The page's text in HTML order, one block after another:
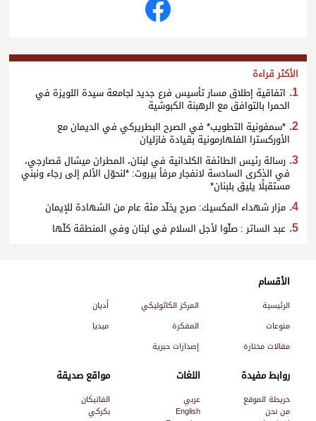
الأكثر قراءة
اتفاقية إطلاق مسار تأسيس فرع جديد لجامعة سيدة اللويزة في
الحمرا بالتوافق مع الرهبنة الكبوشية
*سمفونية التطويب* في الصرح البطريركي في الديمان مع
الأوركسترا الفلهارمونية بقيادة فازليان
رسالة رئيس الطائفة الكلدانية في لبنان، المطران ميشال قصارجي،
في الذكرى السادسة لانفجار مرفأ بيروت: *لنحوّل الألم إلى رجاء ونبني
مستقبلًا يليق بلبنان*
مزار شهداء المكسيك: صرح يخلّد مئة عام من الشهادة للإيمان
عبد الساتر : صلّوا لأجل السلام في لبنان وفي المنطقة كلّها
الأقسام
الرئيسية المركز الكاثوليكي
أديان
منوعات
المفكرة
ميديا
مقالات مختارة
إصدارات حبرية
روابط مفيدة
خريطة الموقع
من نحن
اللغات
عربي
English
مواقع صديقة
الفاتيكان
بكركي